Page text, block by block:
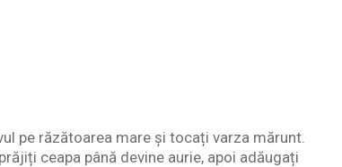
pe răzătoarea mare și tocați varza mărunt.
ceapa până devine aurie, apoi adăugați